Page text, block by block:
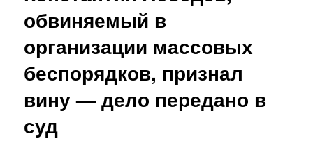
обвиняемый в
организации массовых
беспорядков, признал
вину — дело передано в
суд